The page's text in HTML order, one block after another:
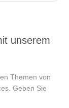
unserem
Themen von
Geben Sie